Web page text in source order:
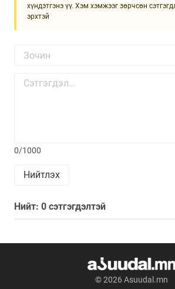
хүндэтгэнэ үү. Хэм хэмжээг зөрчсөн
эрхтэй
0/1000
Нийтлэх
Нийт: 0 сэтгэгдэлтэй
© 2026 Asuudal.mn